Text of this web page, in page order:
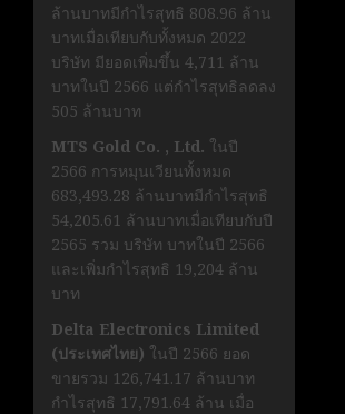
ล้านบาทมีกำไรสุทธิ 808.96 ล้าน
บาทเมื่อเทียบกับทั้งหมด 2022
บริษัท มียอดเพิ่มขึ้น 4,711 ล้าน
บาทในปี 2566 แต่กำไรสุทธิลดลง
505 ล้านบาท
MTS Gold Co. , Ltd. ในปี
2566 การหมุนเวียนทั้งหมด
683,493.28 ล้านบาทมีกำไรสุทธิ
54,205.61 ล้านบาทเมื่อเทียบกับปี
2565 รวม บริษัท บาทในปี 2566
และเพิ่มกำไรสุทธิ 19,204 ล้าน
บาท
Delta Electronics Limited
(ประเทศไทย) ในปี 2566 ยอด
ขายรวม 126,741.17 ล้านบาท
กำไรสุทธิ 17,791.64 ล้าน เมื่อ